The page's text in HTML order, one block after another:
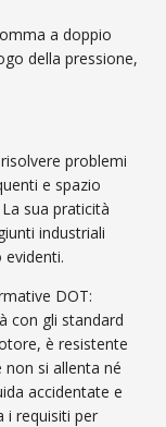
a doppio
della pressione,
problemi
e spazio
sua praticità
industriali
DOT:
con gli standard
è resistente
non si allenta né
accidentate e
i requisiti per